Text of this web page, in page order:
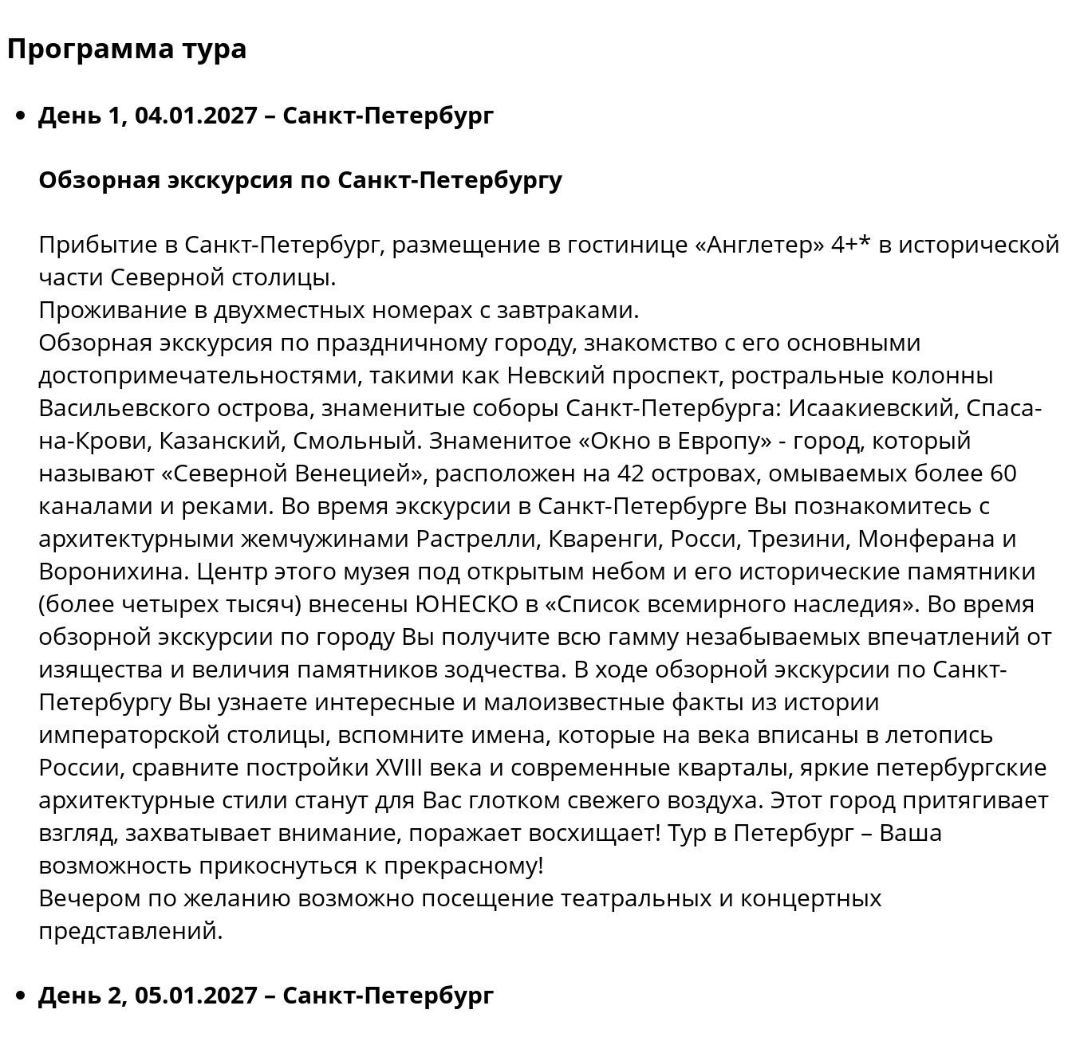
Программа тура
День 1, 04.01.2027 – Санкт-Петербург
Обзорная экскурсия по Санкт-Петербургу
Прибытие в Санкт-Петербург, размещение в гостинице «Англетер» 4+* в исторической
части Северной столицы.
Проживание в двухместных номерах с завтраками.
Обзорная экскурсия по праздничному городу, знакомство с его основными
достопримечательностями, такими как Невский проспект, ростральные колонны
Васильевского острова, знаменитые соборы Санкт-Петербурга: Исаакиевский, Спаса-
на-Крови, Казанский, Смольный. Знаменитое «Окно в Европу» - город, который
называют «Северной Венецией», расположен на 42 островах, омываемых более 60
каналами и реками. Во время экскурсии в Санкт-Петербурге Вы познакомитесь с
архитектурными жемчужинами Растрелли, Кваренги, Росси, Трезини, Монферана и
Воронихина. Центр этого музея под открытым небом и его исторические памятники
(более четырех тысяч) внесены ЮНЕСКО в «Список всемирного наследия». Во время
обзорной экскурсии по городу Вы получите всю гамму незабываемых впечатлений от
изящества и величия памятников зодчества. В ходе обзорной экскурсии по Санкт-
Петербургу Вы узнаете интересные и малоизвестные факты из истории
императорской столицы, вспомните имена, которые на века вписаны в летопись
России, сравните постройки XVIII века и современные кварталы, яркие петербургские
архитектурные стили станут для Вас глотком свежего воздуха. Этот город притягивает
взгляд, захватывает внимание, поражает восхищает! Тур в Петербург – Ваша
возможность прикоснуться к прекрасному!
Вечером по желанию возможно посещение театральных и концертных
представлений.
День 2, 05.01.2027 – Санкт-Петербург